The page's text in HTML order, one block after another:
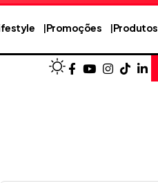
Promoções Produtos